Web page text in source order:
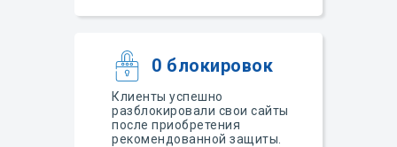
Клиенты успешно
разблокировали свои сайты
после приобретения
рекомендованной защиты.
0 блокировок